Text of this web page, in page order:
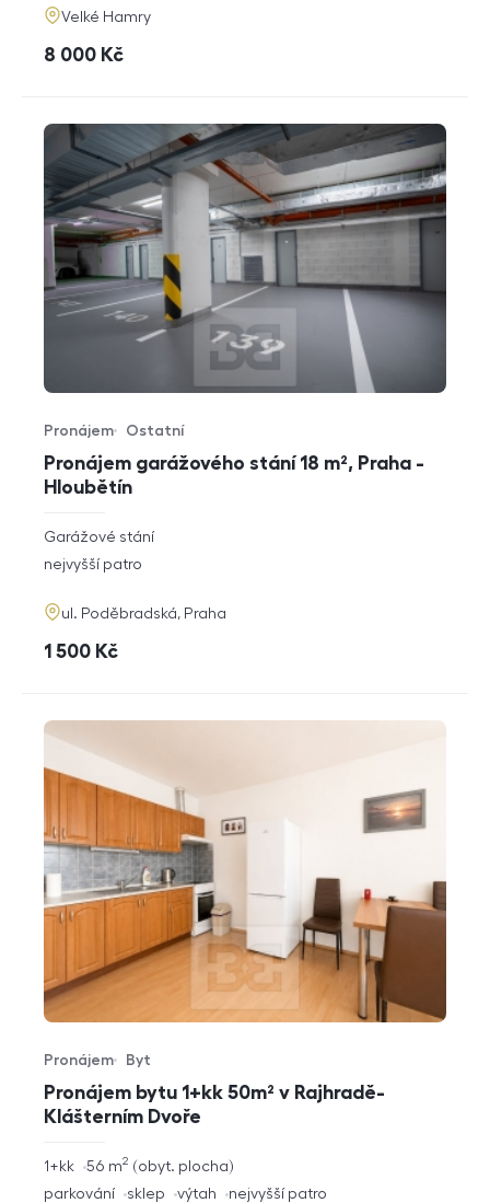
adresa
Velké Hamry
cena
8 000 Kč
Pronájem garážového stání 18 m², Praha -
Hloubětín
Typ nabídky
Pronájem
Typ nemovitosti
Ostatní
rozměry
dispozice
Garážové stání
funkce
nejvyšší patro
adresa
ul. Poděbradská, Praha
cena
1 500 Kč
Pronájem bytu 1+kk 50m² v Rajhradě-
Klášterním Dvoře
Typ nabídky
Pronájem
Typ nemovitosti
Byt
rozměry
dispozice
1+kk obyt. plocha
56 m2
funkce
parkování sklep výtah nejvyšší patro